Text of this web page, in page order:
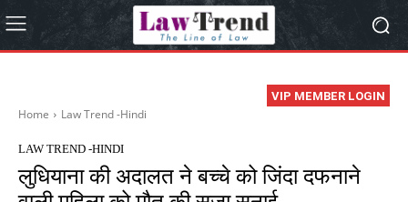
VIP MEMBER LOGIN
Home Law Trend -Hindi
LAW TREND -HINDI
लुधियाना की अदालत ने बच्चे को जिंदा दफनाने